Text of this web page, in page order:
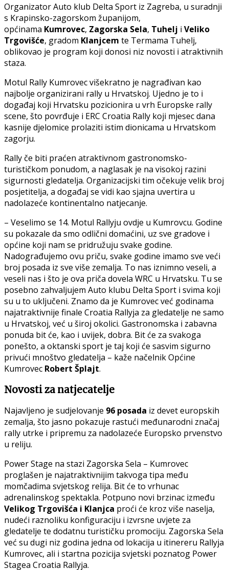
Organizator Auto klub Delta Sport iz Zagreba, u suradnji
s Krapinsko-zagorskom županijom,
općinama Kumrovec, Zagorska Sela, Tuhelj i Veliko
Trgovišće, gradom Klanjcem te Termama Tuhelj,
oblikovao je program koji donosi niz novosti i atraktivnih
staza.
Motul Rally Kumrovec višekratno je nagrađivan kao
najbolje organizirani rally u Hrvatskoj. Ujedno je to i
događaj koji Hrvatsku pozicionira u vrh Europske rally
scene, što povrđuje i ERC Croatia Rally koji mjesec dana
kasnije djelomice prolaziti istim dionicama u Hrvatskom
zagorju.
Rally če biti praćen atraktivnom gastronomsko-
turističkom ponudom, a naglasak je na visokoj razini
sigurnosti gledatelja. Organizacijski tim očekuje velik broj
posjetitelja, a događaj se vidi kao sjajna uvertira u
nadolazeće kontinentalno natjecanje.
– Veselimo se 14. Motul Rallyju ovdje u Kumrovcu. Godine
su pokazale da smo odlični domaćini, uz sve gradove i
općine koji nam se pridružuju svake godine.
Nadograđujemo ovu priču, svake godine imamo sve veći
broj posada iz sve više zemalja. To nas iznimno veseli, a
veseli nas i što je ova priča dovela WRC u Hrvatsku. Tu se
posebno zahvaljujem Auto klubu Delta Sport i svima koji
su u to uključeni. Znamo da je Kumrovec već godinama
najatraktivnije finale Croatia Rallyja za gledatelje ne samo
u Hrvatskoj, već u široj okolici. Gastronomska i zabavna
ponuda bit će, kao i uvijek, dobra. Bit će za svakoga
ponešto, a oktanski sport je taj koji će sasvim sigurno
privući mnoštvo gledatelja – kaže načelnik Općine
Kumrovec Robert Šplajt.
Novosti za natjecatelje
Najavljeno je sudjelovanje 96 posada iz devet europskih
zemalja, što jasno pokazuje rastući međunarodni značaj
rally utrke i pripremu za nadolazeće Europsko prvenstvo
u reliju.
Power Stage na stazi Zagorska Sela – Kumrovec
proglašen je najatraktivnijim takvoga tipa među
momčadima svjetskog relija. Bit će to vrhunac
adrenalinskog spektakla. Potpuno novi brzinac između
Velikog Trgovišća i Klanjca proći će kroz više naselja,
nudeći raznoliku konfiguraciju i izvrsne uvjete za
gledatelje te dodatnu turističku promociju. Zagorska Sela
već su dugi niz godina jedna od lokacija u itinereru Rallyja
Kumrovec, ali i startna pozicija svjetski poznatog Power
Stagea Croatia Rallyja.